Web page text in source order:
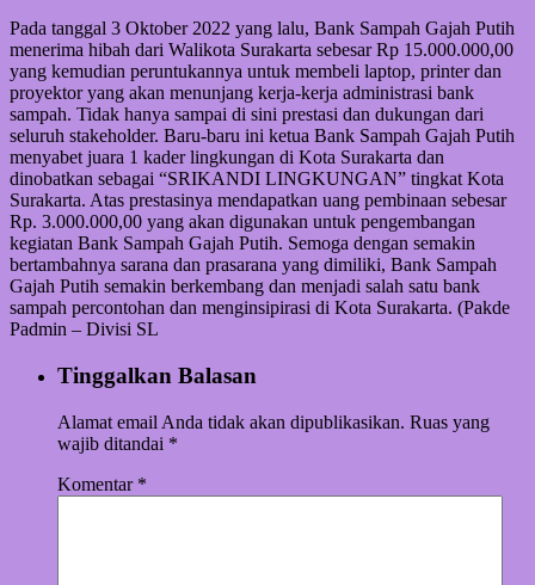
Pada tanggal 3 Oktober 2022 yang lalu, Bank Sampah Gajah Putih
menerima hibah dari Walikota Surakarta sebesar Rp 15.000.000,00
yang kemudian peruntukannya untuk membeli laptop, printer dan
proyektor yang akan menunjang kerja-kerja administrasi bank
sampah. Tidak hanya sampai di sini prestasi dan dukungan dari
seluruh stakeholder. Baru-baru ini ketua Bank Sampah Gajah Putih
menyabet juara 1 kader lingkungan di Kota Surakarta dan
dinobatkan sebagai “SRIKANDI LINGKUNGAN” tingkat Kota
Surakarta. Atas prestasinya mendapatkan uang pembinaan sebesar
Rp. 3.000.000,00 yang akan digunakan untuk pengembangan
kegiatan Bank Sampah Gajah Putih. Semoga dengan semakin
bertambahnya sarana dan prasarana yang dimiliki, Bank Sampah
Gajah Putih semakin berkembang dan menjadi salah satu bank
sampah percontohan dan menginsipirasi di Kota Surakarta. (Pakde
Padmin – Divisi SL
Tinggalkan Balasan
Alamat email Anda tidak akan dipublikasikan. Ruas yang
wajib ditandai *
Komentar *